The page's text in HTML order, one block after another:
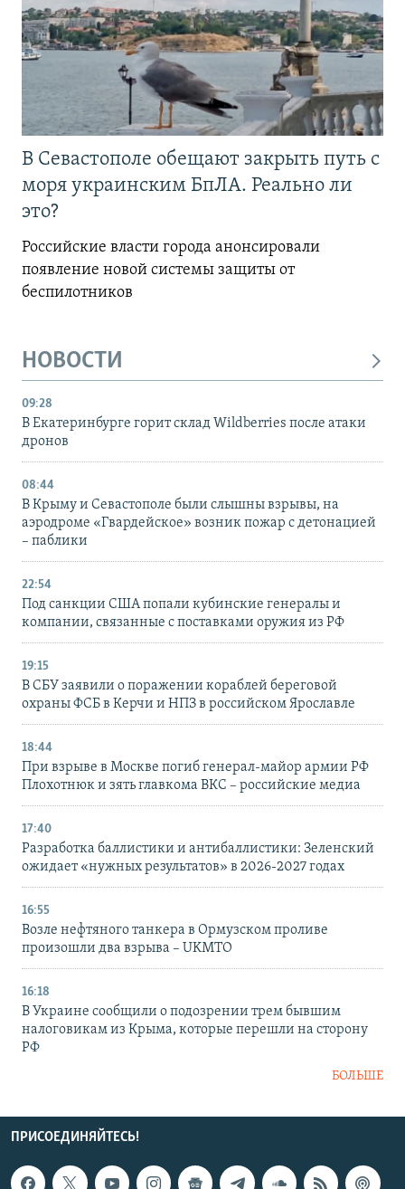
В Севастополе обещают закрыть путь с
моря украинским БпЛА. Реально ли
это?
Российские власти города анонсировали
появление новой системы защиты от
беспилотников
НОВОСТИ
09:28
В Екатеринбурге горит склад Wildberries после атаки
дронов
08:44
В Крыму и Севастополе были слышны взрывы, на
аэродроме «Гвардейское» возник пожар с детонацией
– паблики
22:54
Под санкции США попали кубинские генералы и
компании, связанные с поставками оружия из РФ
19:15
В СБУ заявили о поражении кораблей береговой
охраны ФСБ в Керчи и НПЗ в российском Ярославле
18:44
При взрыве в Москве погиб генерал-майор армии РФ
Плохотнюк и зять главкома ВКС – российские медиа
17:40
Разработка баллистики и антибаллистики: Зеленский
ожидает «нужных результатов» в 2026-2027 годах
16:55
Возле нефтяного танкера в Ормузском проливе
произошли два взрыва – UKMTO
16:18
В Украине сообщили о подозрении трем бывшим
налоговикам из Крыма, которые перешли на сторону
РФ
БОЛЬШЕ
ПРИСОЕДИНЯЙТЕСЬ!